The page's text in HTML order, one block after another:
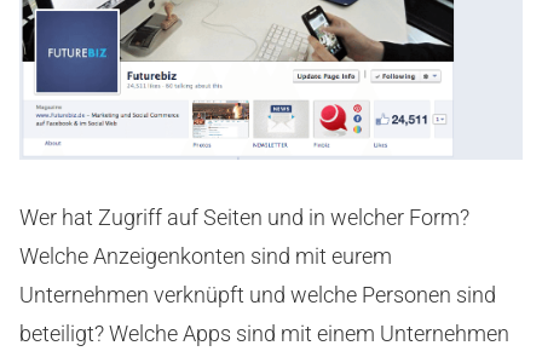
Wer hat Zugriff auf Seiten und in welcher Form?
Welche Anzeigenkonten sind mit eurem
Unternehmen verknüpft und welche Personen sind
beteiligt? Welche Apps sind mit einem Unternehmen